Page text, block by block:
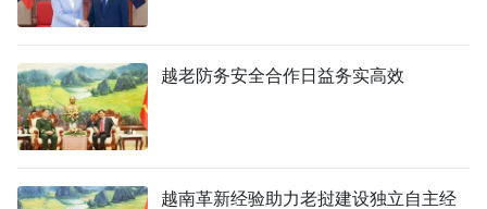
越老防务安全合作日益务实高效
越南革新经验助力老挝建设独立自主经